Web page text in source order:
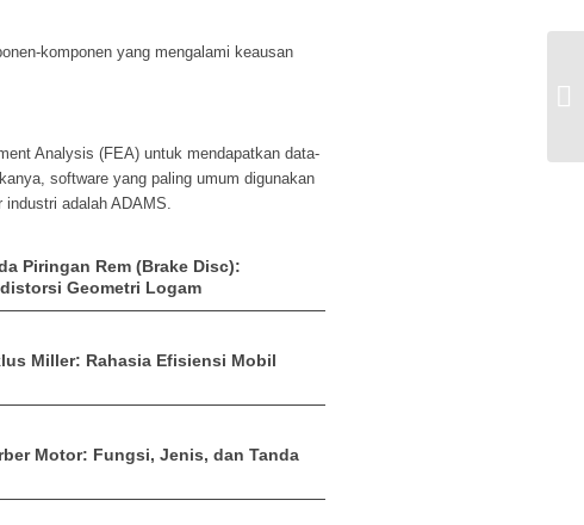
komponen yang mengalami keausan
Analysis (FEA) untuk mendapatkan data-
software yang paling umum digunakan
adalah ADAMS.
Piringan Rem (Brake Disc):
Geometri Logam
Miller: Rahasia Efisiensi Mobil
Motor: Fungsi, Jenis, dan Tanda